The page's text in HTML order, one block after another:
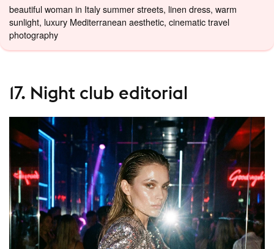
beautiful woman in Italy summer streets, linen dress, warm
sunlight, luxury Mediterranean aesthetic, cinematic travel
photography
17. Night club editorial